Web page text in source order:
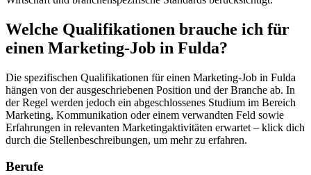
Welche Qualifikationen brauche ich für
einen Marketing-Job in Fulda?
Die spezifischen Qualifikationen für einen Marketing-Job in Fulda
hängen von der ausgeschriebenen Position und der Branche ab. In
der Regel werden jedoch ein abgeschlossenes Studium im Bereich
Marketing, Kommunikation oder einem verwandten Feld sowie
Erfahrungen in relevanten Marketingaktivitäten erwartet – klick dich
durch die Stellenbeschreibungen, um mehr zu erfahren.
Berufe